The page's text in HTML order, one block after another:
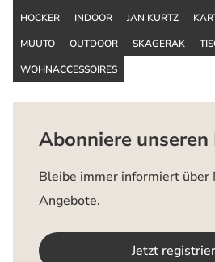
HOCKER
INDOOR JAN KURTZ
MUUTO
OUTDOOR SKAGERAK
WOHNACCESSOIRES
Abonniere
Bleibe immer informiert über
Angebote.
Jetzt